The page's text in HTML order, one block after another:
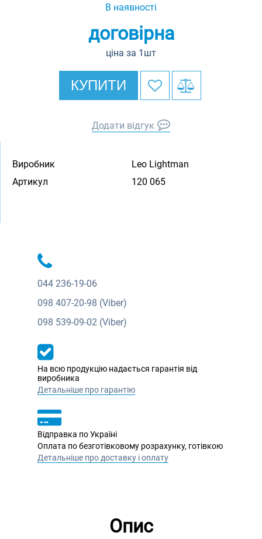
В наявності
договірна
ціна за 1шт
КУПИТИ
Додати відгук
Виробник
Leo Lightman
Артикул
120 065
044 236-19-06
098 407-20-98 (Viber)
098 539-09-02 (Viber)
На всю продукцію надається гарантія від
виробника
Детальніше про гарантію
Відправка по Україні
Оплата по безготівковому розрахунку, готівкою
Детальніше про доставку і оплату
Опис